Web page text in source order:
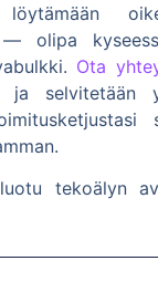
— olipa
Ota
ja selvitetään
tekoälyn